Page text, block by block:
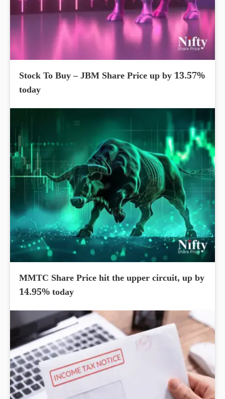
Stock To Buy – JBM Share Price up by 13.57%
today
MMTC Share Price hit the upper circuit, up by
14.95% today